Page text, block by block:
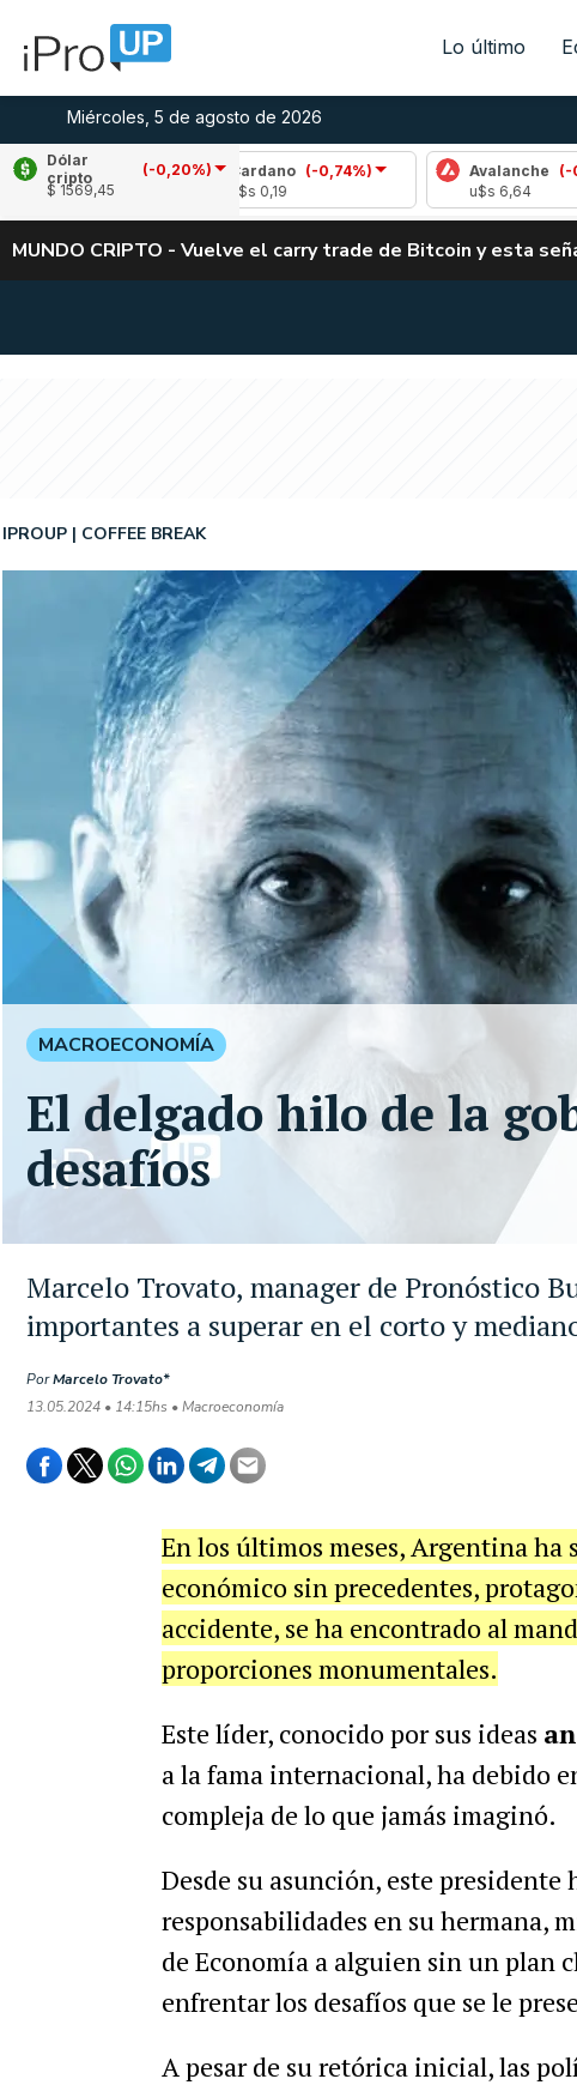
Lo último
Miércoles, 5 de agosto de 2026
Dólar
cripto
(-0,20%)
$ 1569,45
Cardano
(-0,74%)
Avalanche (-0,74%)
MUNDO CRIPTO - Vuelve el carry trade de Bitcoin y esta
Marcelo Trovato, manager de Pronóstico
importantes a superar en el corto y
IPROUP COFFEE BREAK
PorMarcelo Trovato*
13.05.2024 • 14:15hs • Macroeconomía
MACROECONOMÍA
El delgado hilo de la
desafíos
En los últimos meses, Argentina
económico sin precedentes,
accidente, se ha encontrado al
proporciones monumentales.
Este líder, conocido por sus ideas
a la fama internacional, ha debido
compleja de lo que jamás imaginó.
Desde su asunción, este presidente
responsabilidades en su hermana,
de Economía a alguien sin un plan
enfrentar los desafíos que se le
A pesar de su retórica inicial, las